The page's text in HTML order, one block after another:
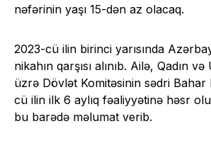
nəfərinin yaşı 15-dən az olacaq.
2023-cü ilin birinci yarısında
nikahın qarşısı alınıb. Ailə, Qadın
üzrə Dövlət Komitəsinin sədri
cü ilin ilk 6 aylıq fəaliyyətinə həsr
bu barədə məlumat verib.